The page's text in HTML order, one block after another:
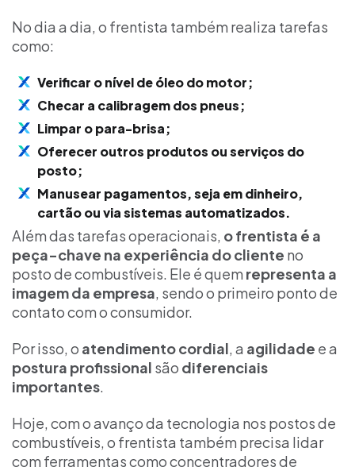
No dia a dia, o frentista também realiza tarefas
como:
Verificar o nível de óleo do motor;
Checar a calibragem dos pneus;
Limpar o para-brisa;
Oferecer outros produtos ou serviços do
posto;
Manusear pagamentos, seja em dinheiro,
cartão ou via sistemas automatizados.
Além das tarefas operacionais, o frentista é a
peça-chave na experiência do cliente no
posto de combustíveis. Ele é quem representa a
imagem da empresa , sendo o primeiro ponto de
contato com o consumidor.
Por isso, o atendimento cordial , a agilidade e a
postura profissional são diferenciais
importantes
Hoje, com o avanço da tecnologia nos postos de
combustíveis, o frentista também precisa lidar
com ferramentas como concentradores de